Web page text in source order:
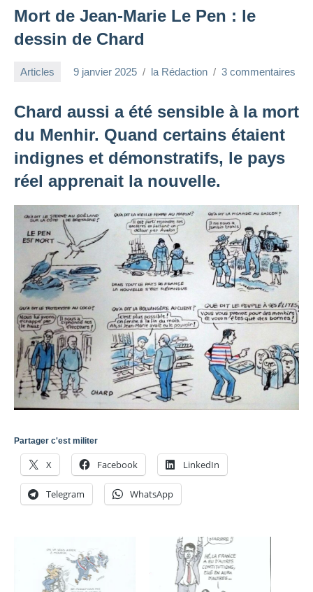
Mort de Jean-Marie Le Pen : le
dessin de Chard
Articles 9 janvier 2025 la Rédaction 3 commentaires
Chard aussi a été sensible à la mort
du Menhir. Quand certains étaient
indignes et démonstratifs, le pays
réel apprenait la nouvelle.
Partager c'est militer
X Facebook LinkedIn
Telegram WhatsApp